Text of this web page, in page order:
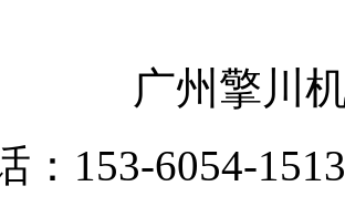
广州擎川
：153-6054-1513